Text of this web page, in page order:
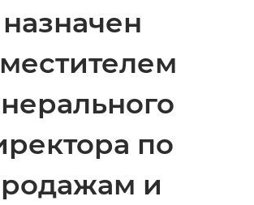
назначен
по
и